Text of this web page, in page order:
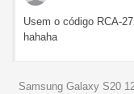
Usem o código RCA-
hahaha
Samsung Galaxy S20